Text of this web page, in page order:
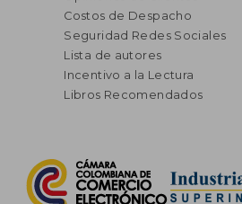
Costos de Despacho
Seguridad Redes Sociales
Lista de autores
Incentivo a la Lectura
Libros Recomendados